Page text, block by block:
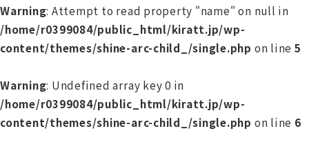
Warning: Attempt to read property "name" on null in
/home/r0399084/public_html/kiratt.jp/wp-
content/themes/shine-arc-child_/single.php on line 5
Warning: Undefined array key 0 in
/home/r0399084/public_html/kiratt.jp/wp-
content/themes/shine-arc-child_/single.php on line 6